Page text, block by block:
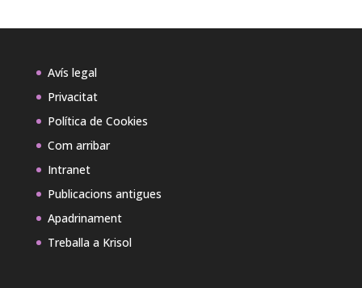
Avís legal
Privacitat
Política de Cookies
Com arribar
Intranet
Publicacions antigues
Apadrinament
Treballa a Krisol